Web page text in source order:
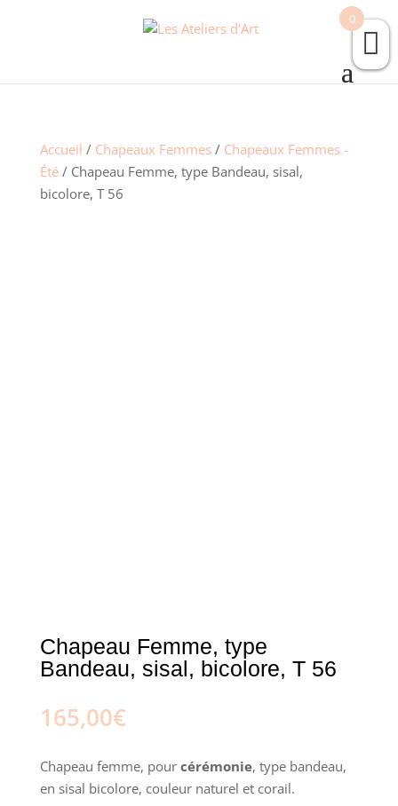
Accueil / Chapeaux Femmes/ Chapeaux Femmes -
Été/ Chapeau Femme, type Bandeau, sisal,
bicolore, T 56
Chapeau Femme, type
Bandeau, sisal, bicolore, T 56
165,00€
Chapeau femme, pour cérémonie, type bandeau,
en sisal bicolore, couleur naturel et corail.
0